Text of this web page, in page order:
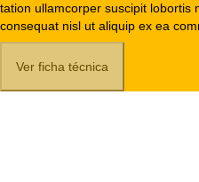
tation ullamcorper suscipit lobortis
consequat nisl ut aliquip ex ea
Ver ficha técnica